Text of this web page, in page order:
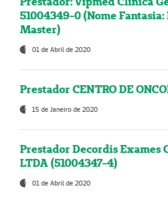
51004349-0 (Nome
Master)
01 de Abril de 2020
Prestador CENTRO DE
15 de Janeiro de 2020
Prestador Decordis Exames
LTDA (51004347-4)
01 de Abril de 2020